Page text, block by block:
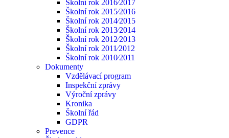
Školní rok 2016⁄2017
Školní rok 2015⁄2016
Školní rok 2014⁄2015
Školní rok 2013⁄2014
Školní rok 2012⁄2013
Školní rok 2011⁄2012
Školní rok 2010⁄2011
Dokumenty
Vzdělávací program
Inspekční zprávy
Výroční zprávy
Kronika
Školní řád
GDPR
Prevence